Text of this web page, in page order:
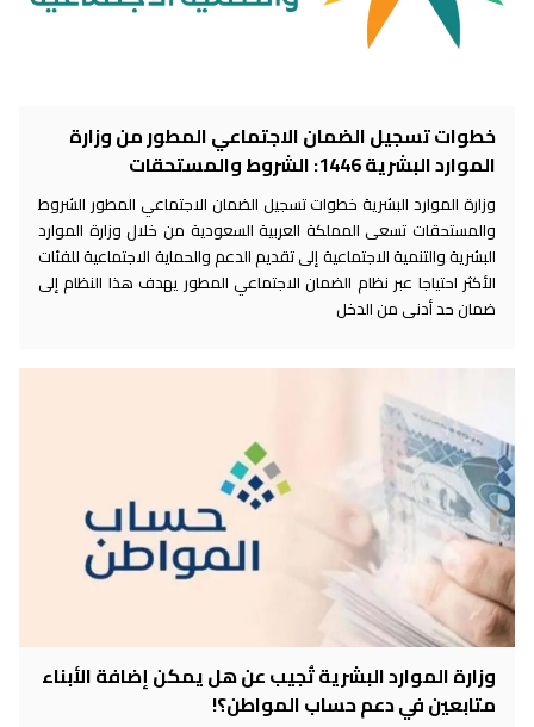
خطوات تسجيل الضمان الاجتماعي المطور من وزارة
الموارد البشرية 1446: الشروط والمستحقات
وزارة الموارد البشرية خطوات تسجيل الضمان الاجتماعي المطور الشروط
والمستحقات تسعى المملكة العربية السعودية من خلال وزارة الموارد
البشرية والتنمية الاجتماعية إلى تقديم الدعم والحماية الاجتماعية للفئات
الأكثر احتياجا عبر نظام الضمان الاجتماعي المطور يهدف هذا النظام إلى
ضمان حد أدنى من الدخل
وزارة الموارد البشرية تُجيب عن هل يمكن إضافة الأبناء
متابعين في دعم حساب المواطن؟!